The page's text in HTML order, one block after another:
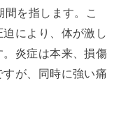
を指します。こ
により、体が激し
炎症は本来、損傷
が、同時に強い痛